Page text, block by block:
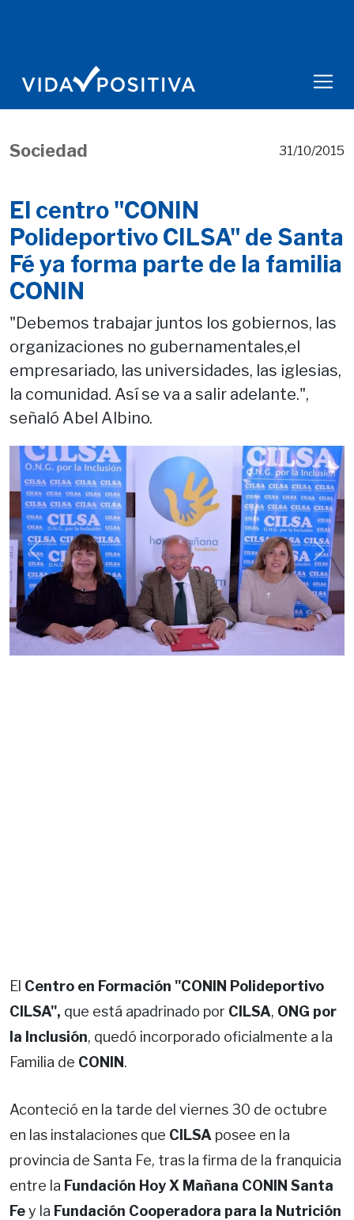
Sociedad 31/10/2015
El centro "CONIN
Polideportivo CILSA" de Santa
Fé ya forma parte de la familia
CONIN
"Debemos trabajar juntos los gobiernos, las
organizaciones no gubernamentales,el
empresariado, las universidades, las iglesias,
la comunidad. Así se va a salir adelante.",
señaló Abel Albino.
Previous Next
El Centro en Formación "CONIN Polideportivo
CILSA", que está apadrinado por CILSA, ONG por
la Inclusión, quedó incorporado oficialmente a la
Familia de CONIN.
Aconteció en la tarde del viernes 30 de octubre
en las instalaciones que CILSA posee en la
provincia de Santa Fe, tras la firma de la franquicia
entre la Fundación Hoy X Mañana CONIN Santa
Fey la Fundación Cooperadora para la Nutrición